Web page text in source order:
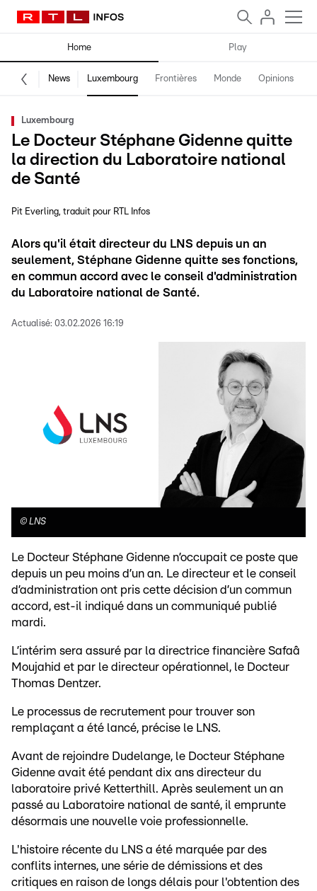
Home Play
News Luxembourg Frontières Monde Opinions
Luxembourg
Le Docteur Stéphane Gidenne quitte
la direction du Laboratoire national
de Santé
Pit Everling traduit pour RTL Infos
Alors qu'il était directeur du LNS depuis un an
seulement, Stéphane Gidenne quitte ses fonctions,
en commun accord avec le conseil d'administration
du Laboratoire national de Santé.
Actualisé: 03.02.2026 16:19
© LNS
Le Docteur Stéphane Gidenne n’occupait ce poste que
depuis un peu moins d’un an. Le directeur et le conseil
d’administration ont pris cette décision d’un commun
accord, est-il indiqué dans un communiqué publié
mardi.
L’intérim sera assuré par la directrice financière Safaâ
Moujahid et par le directeur opérationnel, le Docteur
Thomas Dentzer.
Le processus de recrutement pour trouver son
remplaçant a été lancé, précise le LNS.
Avant de rejoindre Dudelange, le Docteur Stéphane
Gidenne avait été pendant dix ans directeur du
laboratoire privé Ketterthill. Après seulement un an
passé au Laboratoire national de santé, il emprunte
désormais une nouvelle voie professionnelle.
L'histoire récente du LNS a été marquée par des
conflits internes, une série de démissions et des
critiques en raison de longs délais pour l'obtention des